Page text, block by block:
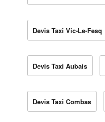
Devis Taxi Vic-Le-Fesq
Devis Taxi Aubais
Devis Taxi Combas